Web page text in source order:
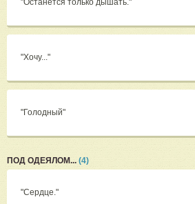
"Останется только дышать."
"Хочу..."
"Голодный"
ПОД ОДЕЯЛОМ... (4)
"Сердце."